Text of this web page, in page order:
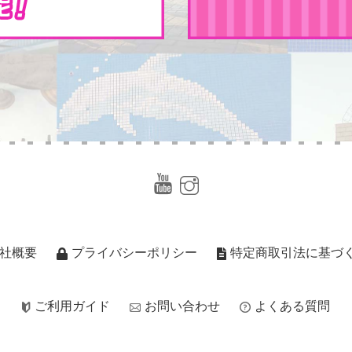
概要 プライバシーポリシー 特定商取引法に基づ
ご利用ガイド お問い合わせ よくある質問